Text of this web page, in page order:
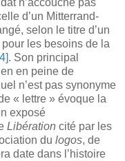
n’accouche pas
d’un Mitterrand-
selon le titre d’un
les besoins de la
. Son principal
en peine de
n’est pas synonyme
« lettre » évoque la
exposé
Libération cité par les
du logos, de
date dans l’histoire